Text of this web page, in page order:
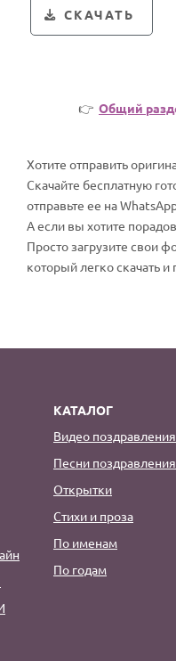
СКАЧАТЬ
👉 Общий
Хотите отправить
Скачайте бесплатную
отправьте ее на
А если вы хотите
Просто загрузите свои
который легко скачать
КАТАЛОГ
Видео поздравления
Песни поздравления
Открытки
Стихи и проза
По именам
По годам